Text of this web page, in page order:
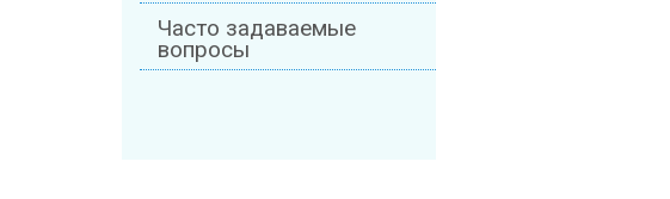
Часто задаваемые
вопросы